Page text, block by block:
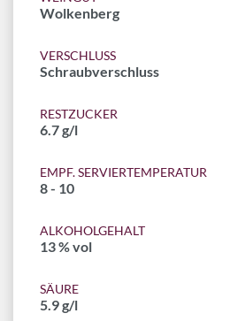
Wolkenberg
VERSCHLUSS
Schraubverschluss
RESTZUCKER
6.7 g/l
EMPF. SERVIERTEMPERATUR
8 - 10
ALKOHOLGEHALT
13 % vol
SÄURE
5.9 g/l